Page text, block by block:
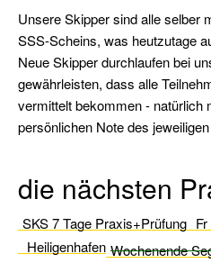
Modul
Radartraining
Modul
Rettungsmanöver
Modul
Modul
Informationen
Unsere Skipper sind alle selber
SSS-Scheins, was heutzutage
Neue Skipper durchlaufen bei
gewährleisten, dass alle
vermittelt bekommen - natürlich
persönlichen Note des
die nächsten
SKS 7 Tage Praxis+Prüfung
Heiligenhafen Wochenende